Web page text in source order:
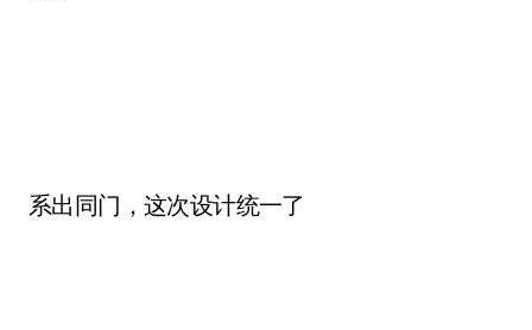
系出同门，这次设计统一了